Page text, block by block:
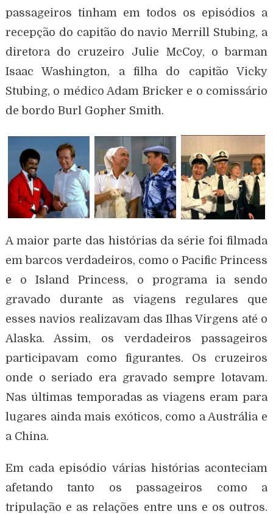
passageiros tinham em todos os episódios a
recepção do capitão do navio Merrill Stubing, a
diretora do cruzeiro Julie McCoy, o barman
Isaac Washington, a filha do capitão Vicky
Stubing, o médico Adam Bricker e o comissário
de bordo Burl Gopher Smith.
A maior parte das histórias da série foi filmada
em barcos verdadeiros, como o Pacific Princess
e o Island Princess, o programa ia sendo
gravado durante as viagens regulares que
esses navios realizavam das Ilhas Virgens até o
Alaska. Assim, os verdadeiros passageiros
participavam como figurantes. Os cruzeiros
onde o seriado era gravado sempre lotavam.
Nas últimas temporadas as viagens eram para
lugares ainda mais exóticos, como a Austrália e
a China.
Em cada episódio várias histórias aconteciam
afetando tanto os passageiros como a
tripulação e as relações entre uns e os outros.